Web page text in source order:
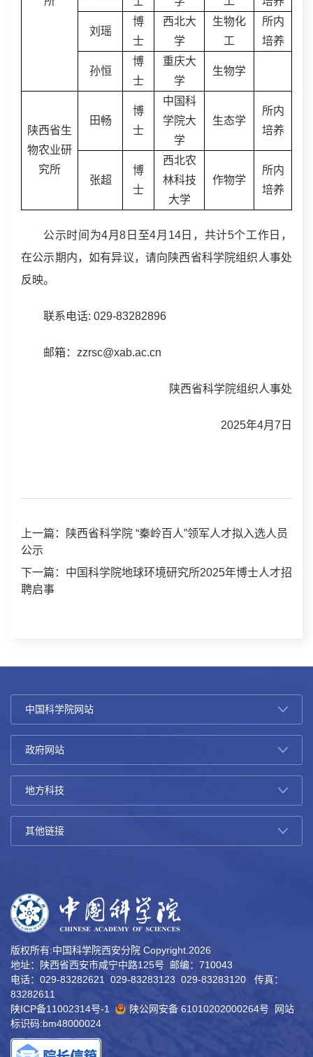
刘瑶
博
士
西北大
学
生物化
工
所内
培养
孙恒
博
士
重庆大
学
生物学
陕西省生
物农业研
究所
田畅
博
士
中国科
学院大
学
生态学
所内
培养
张超
博
士
西北农
林科技
大学
作物学
所内
培养
公示时间为4月8日至4月14日，共计5个工作日，
在公示期内，如有异议，请向陕西省科学院组织人事处
反映。
联系电话: 029-83282896
邮箱：zzrsc@xab.ac.cn
陕西省科学院组织人事处
2025年4月7日
上一篇：陕西省科学院 “秦岭百人”领军人才拟入选人员
公示
下一篇：中国科学院地球环境研究所2025年博士人才招
聘启事
版权所有:中国科学院西安分院 Copyright. 2026
地址：陕西省西安市咸宁中路125号 邮编：710043
电话：029-83282621 029-83283123 029-83283120 传真：
83282611
陕ICP备11002314号-1
陕公网安备 61010202000264号 网站
标识码:bm48000024